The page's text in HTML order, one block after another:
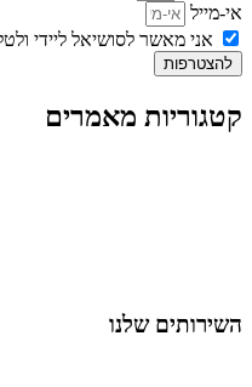
אי-מייל
אני מאשר לסושיאל ליידי
להצטרפות
קטגוריות מאמרים
השירותים שלנו